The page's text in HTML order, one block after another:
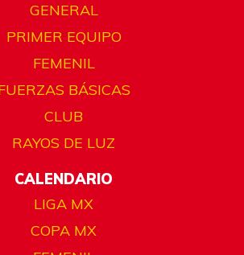
GENERAL
PRIMER EQUIPO
FEMENIL
BÁSICAS
CLUB
RAYOS DE LUZ
CALENDARIO
LIGA MX
COPA MX